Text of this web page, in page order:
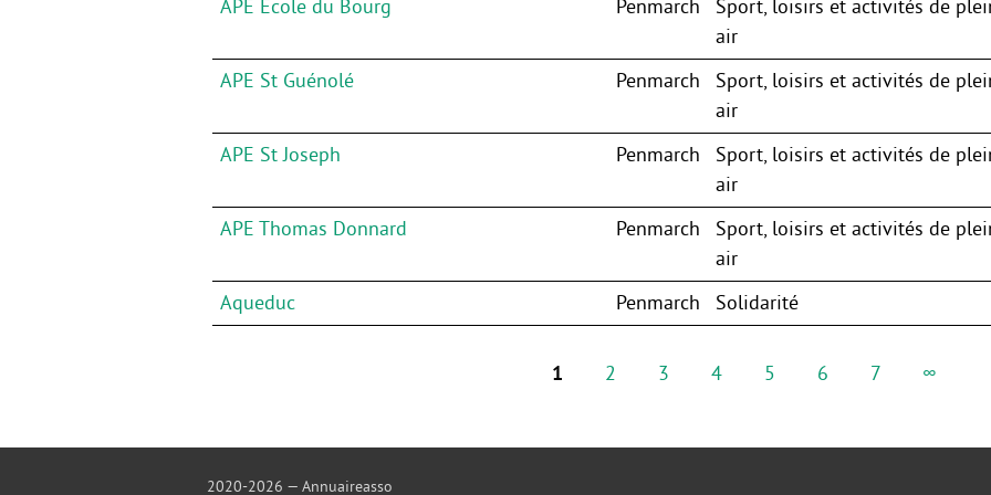
APE Ecole du Bourg
Penmarch
Sport, loisirs et activités de
air
APE St Guénolé
Penmarch
Sport, loisirs et activités de
air
APE St Joseph
Penmarch
Sport, loisirs et activités de
air
APE Thomas Donnard
Penmarch
Sport, loisirs et activités de
air
Aqueduc
Penmarch Solidarité
1 2 3 4 5 6 7 ∞
2020-2026 — Annuaireasso